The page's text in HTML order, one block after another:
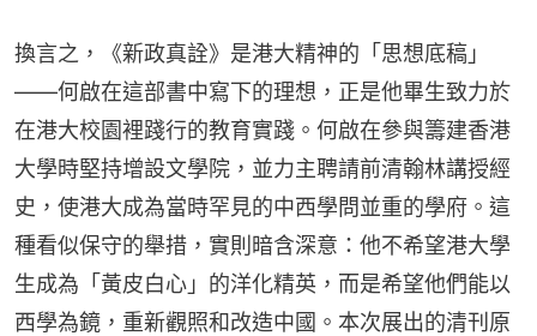
換言之，《新政真詮》是港大精神的「思想底稿」
——何啟在這部書中寫下的理想，正是他畢生致力於
在港大校園裡踐行的教育實踐。何啟在參與籌建香港
大學時堅持增設文學院，並力主聘請前清翰林講授經
史，使港大成為當時罕見的中西學問並重的學府。這
種看似保守的舉措，實則暗含深意：他不希望港大學
生成為「黃皮白心」的洋化精英，而是希望他們能以
西學為鏡，重新觀照和改造中國。本次展出的清刊原